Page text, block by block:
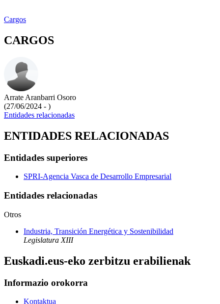
Cargos
CARGOS
Arrate Aranbarri Osoro
(27/06/2024 - )
Entidades relacionadas
ENTIDADES RELACIONADAS
Entidades superiores
SPRI-Agencia Vasca de Desarrollo Empresarial
Entidades relacionadas
Otros
Industria, Transición Energética y Sostenibilidad
Legislatura XIII
Euskadi.eus-eko zerbitzu erabilienak
Informazio orokorra
Kontaktua